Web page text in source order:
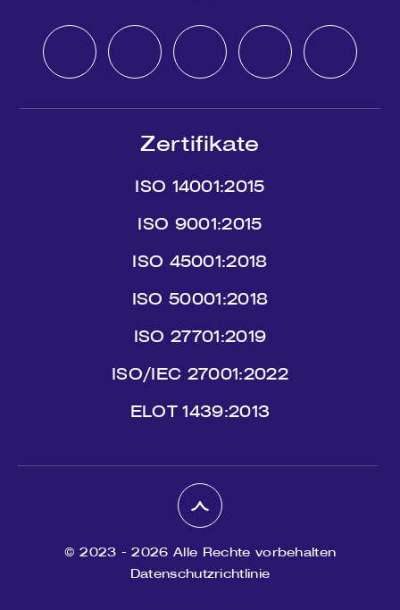
Zertifikate
ISO 14001:2015
ISO 9001:2015
ISO 45001:2018
ISO 50001:2018
ISO 27701:2019
ISO/IEC 27001:2022
ΕLΟΤ 1439:2013
© 2023 - 2026 Alle Rechte vorbehalten
Datenschutzrichtlinie